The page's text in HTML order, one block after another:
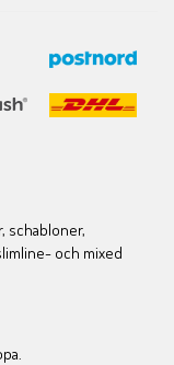
schabloner,
och mixed